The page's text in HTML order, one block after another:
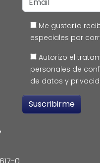
Me gustaría
especiales por
Autorizo el
personales de
de datos y